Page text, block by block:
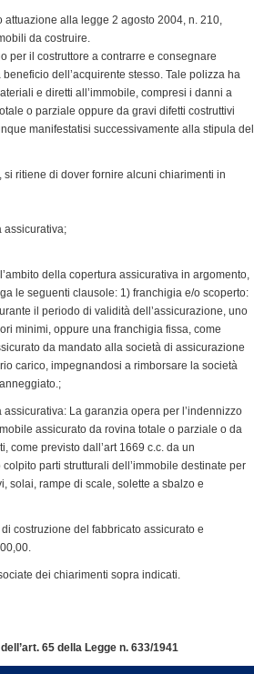
alla legge 2 agosto 2004, n. 210,
da costruire.
per il costruttore a contrarre e consegnare
dell’acquirente stesso. Tale polizza ha
e diretti all’immobile, compresi i danni a
o parziale oppure da gravi difetti costruttivi
manifestatisi successivamente alla stipula del
ritiene di dover fornire alcuni chiarimenti in
assicurativa;
della copertura assicurativa in argomento,
le seguenti clausole: 1) franchigia e/o scoperto:
il periodo di validità dell’assicurazione, uno
minimi, oppure una franchigia fissa, come
da mandato alla società di assicurazione
carico, impegnandosi a rimborsare la società
La garanzia opera per l’indennizzo
assicurato da rovina totale o parziale o da
come previsto dall’art 1669 c.c. da un
parti strutturali dell’immobile destinate per
solai, rampe di scale, solette a sbalzo e
costruzione del fabbricato assicurato e
dei chiarimenti sopra indicati.
65 della Legge n. 633/1941